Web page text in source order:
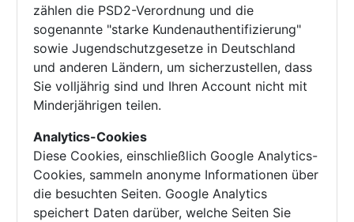
zählen die PSD2-Verordnung und die
sogenannte "starke Kundenauthentifizierung"
sowie Jugendschutzgesetze in Deutschland
und anderen Ländern, um sicherzustellen, dass
Sie volljährig sind und Ihren Account nicht mit
Minderjährigen teilen.
Analytics-Cookies
Diese Cookies, einschließlich Google Analytics-
Cookies, sammeln anonyme Informationen über
die besuchten Seiten. Google Analytics
speichert Daten darüber, welche Seiten Sie